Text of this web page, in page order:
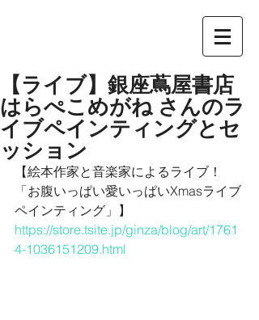
【ライブ】銀座蔦屋書店
はらぺこめがね さんのラ
イブペインティングとセ
ッション
【絵本作家と音楽家によるライブ！
「お腹いっぱい愛いっぱいXmasライブ
ペインティング」】
https://store.tsite.jp/ginza/blog/art/1761
4-1036151209.html